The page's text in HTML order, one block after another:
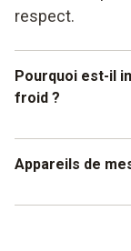
respect.
Pourquoi est-il
froid ?
chaîne du froid a
Appareils de